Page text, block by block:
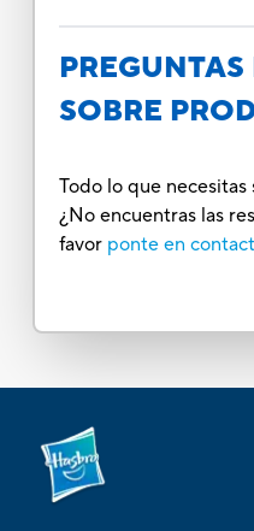
SOBRE
Todo lo que
¿No encuentras las
favor ponte en